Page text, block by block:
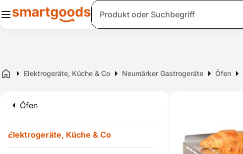
Suche
Home Elektrogeräte, Küche & Co Neumärker Gastrogeräte Öfen
Öfen
Elektrogeräte, Küche & Co